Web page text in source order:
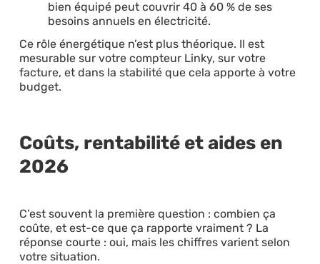
bien équipé peut couvrir 40 à 60 % de ses
besoins annuels en électricité.
Ce rôle énergétique n’est plus théorique. Il est
mesurable sur votre compteur Linky, sur votre
facture, et dans la stabilité que cela apporte à votre
budget.
Coûts, rentabilité et aides en
2026
C’est souvent la première question : combien ça
coûte, et est-ce que ça rapporte vraiment ? La
réponse courte : oui, mais les chiffres varient selon
votre situation.